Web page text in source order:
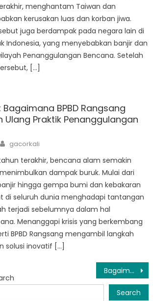
menghantam Taiwan dan
kerusakan luas dan korban jiwa.
juga berdampak pada negara lain di
Indonesia, yang menyebabkan banjir dan
Penanggulangan Bencana. Setelah
[…]
BPBD Rangsang
Ulang Praktik Penanggulangan
Author
gacorkali
terakhir, bencana alam semakin
dampak buruk. Mulai dari
hingga gempa bumi dan kebakaran
di seluruh dunia menghadapi tantangan
terjadi sebelumnya dalam hal
Menanggapi krisis yang berkembang
BPBD Rangsang mengambil langkah
solusi inovatif […]
Bagaimana BPBD Rangsang Memimpin dalam Upaya Tanggap Bencana dan Bantuan
Search